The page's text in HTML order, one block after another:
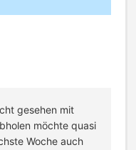
gesehen mit
möchte quasi
Woche auch